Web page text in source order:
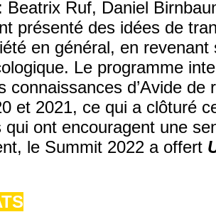
Ruf, Daniel
présenté des idées de
en général, en
Le programme
d’Avide de
et 2021, ce qui a clôturé
ont encouragent une
le Summit 2022 a offert